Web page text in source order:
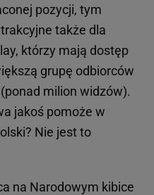
pozycji, tym
także dla
którzy mają dostęp
grupę odbiorców
milion widzów).
jakoś pomoże w
Nie jest to
na Narodowym kibice